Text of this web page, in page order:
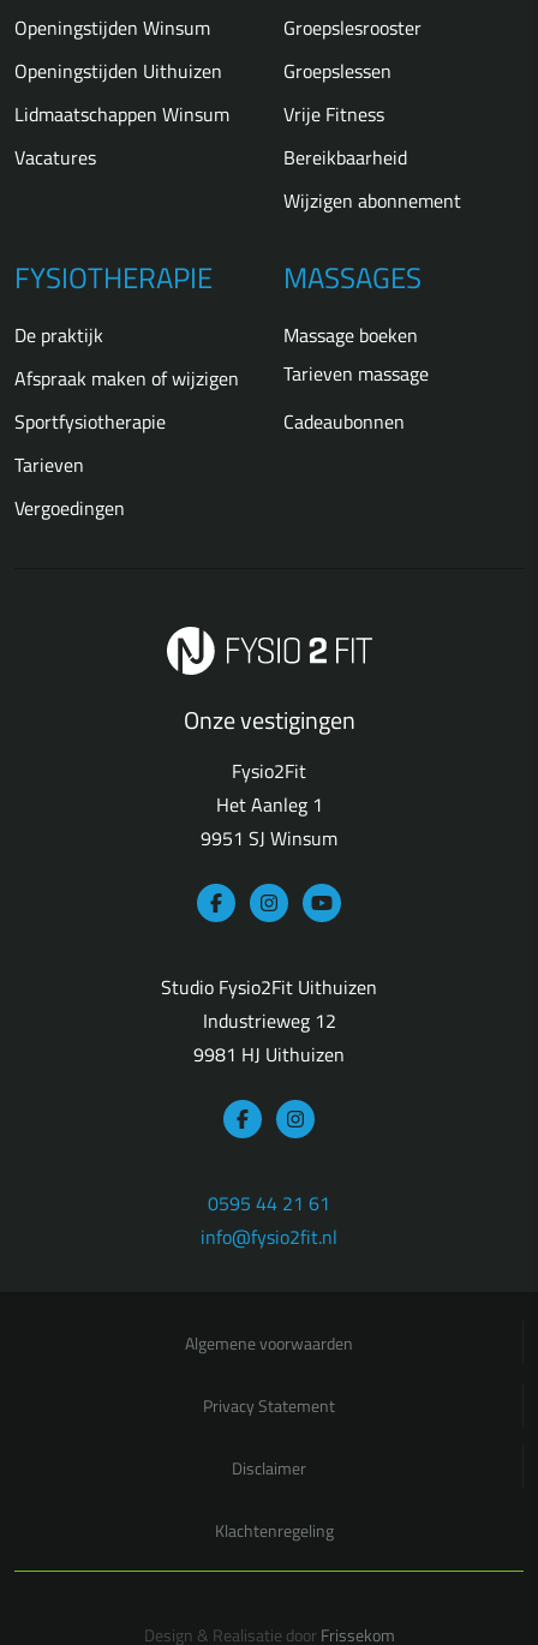
Onze vestigingen
Fysio2Fit
Het Aanleg 1
9951 SJ Winsum
Studio Fysio2Fit Uithuizen
Industrieweg 12
9981 HJ Uithuizen
0595 44 21 61
info@fysio2fit.nl
Openingstijden Winsum
Openingstijden Uithuizen
Lidmaatschappen Winsum
Vacatures
Groepslesrooster
Groepslessen
Vrije Fitness
Bereikbaarheid
Wijzigen abonnement
FYSIOTHERAPIE
De praktijk
Afspraak maken of wijzigen
Sportfysiotherapie
Tarieven
Vergoedingen
MASSAGES
Massage boeken
Tarieven massage
Cadeaubonnen
Algemene voorwaarden
Privacy Statement
Disclaimer
Klachtenregeling
Design & Realisatie doorFrissekom